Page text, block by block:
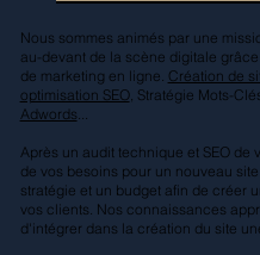
Nous sommes animés par une
au-devant de la scène digitale
de marketing en ligne. Création de
optimisation SEO, Stratégie Mots-
Adwords
Après un audit technique et SEO de
de vos besoins pour un nouveau
stratégie et un budget afin de créer
vos clients. Nos connaissances
d'intégrer dans la création du site